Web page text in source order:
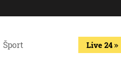
Šport Live 24